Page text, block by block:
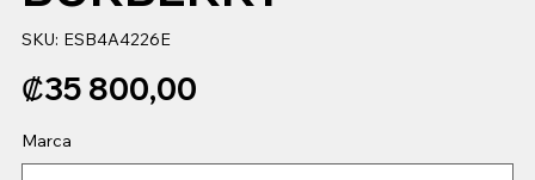
SKU: SKU
ESB4A4226E
ESB4A4226E
Precio
₡35 800,00
Marca